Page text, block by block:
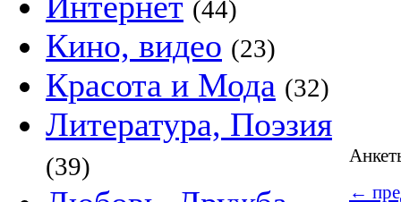
(44)
Кино, видео (23)
Красота и Мода (32)
Литература, Поэзия
(39)
←